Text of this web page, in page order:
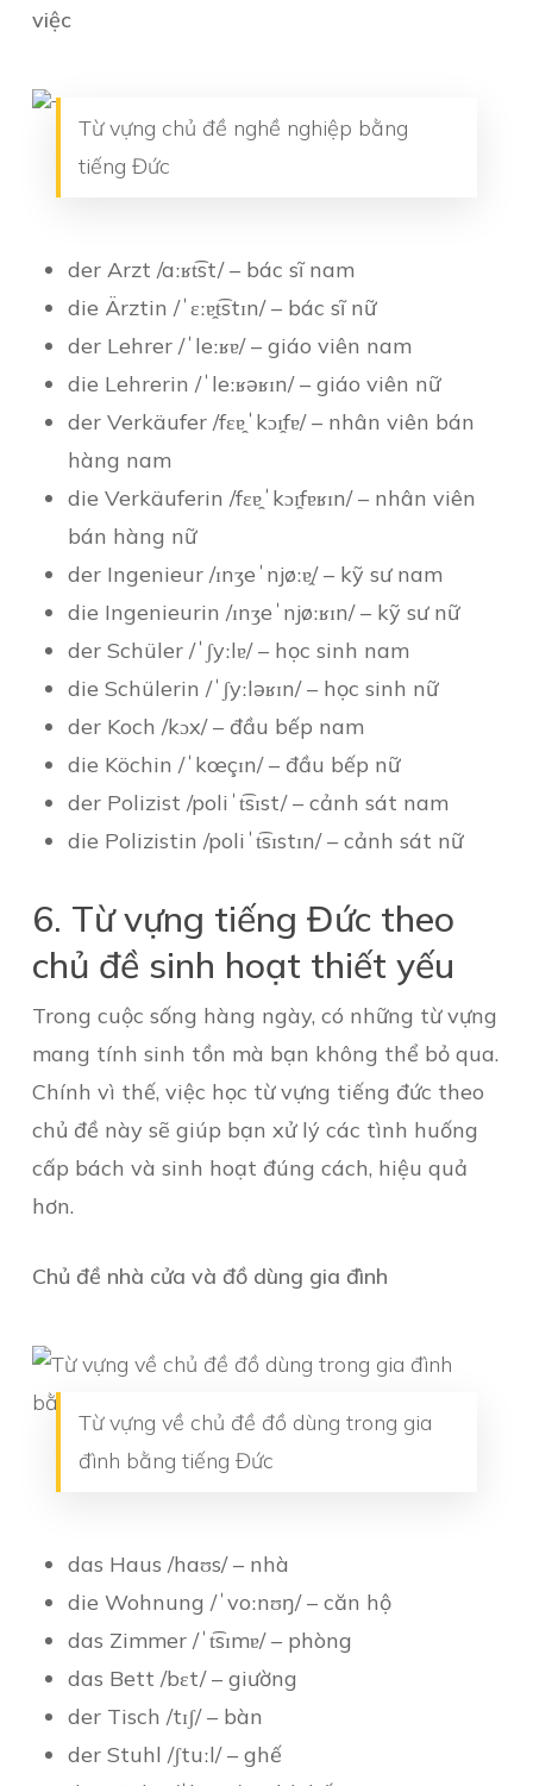
việc
Từ vựng chủ đề nghề nghiệp bằng
tiếng Đức
der Arzt /aːʁt͡st/ – bác sĩ nam
die Ärztin /ˈɛːɐ̯t͡stɪn/ – bác sĩ nữ
der Lehrer /ˈleːʁɐ/ – giáo viên nam
die Lehrerin /ˈleːʁəʁɪn/ – giáo viên nữ
der Verkäufer /fɛɐ̯ˈkɔɪ̯fɐ/ – nhân viên bán
hàng nam
die Verkäuferin /fɛɐ̯ˈkɔɪ̯fɐʁɪn/ – nhân viên
bán hàng nữ
der Ingenieur /ɪnʒeˈnjøːɐ̯/ – kỹ sư nam
die Ingenieurin /ɪnʒeˈnjøːʁɪn/ – kỹ sư nữ
der Schüler /ˈʃyːlɐ/ – học sinh nam
die Schülerin /ˈʃyːləʁɪn/ – học sinh nữ
der Koch /kɔx/ – đầu bếp nam
die Köchin /ˈkœçɪn/ – đầu bếp nữ
der Polizist /poliˈt͡sɪst/ – cảnh sát nam
die Polizistin /poliˈt͡sɪstɪn/ – cảnh sát nữ
6. Từ vựng tiếng Đức theo
chủ đề sinh hoạt thiết yếu
Trong cuộc sống hàng ngày, có những từ vựng
mang tính sinh tồn mà bạn không thể bỏ qua.
Chính vì thế, việc học từ vựng tiếng đức theo
chủ đề này sẽ giúp bạn xử lý các tình huống
cấp bách và sinh hoạt đúng cách, hiệu quả
hơn.
Chủ đề nhà cửa và đồ dùng gia đình
Từ vựng về chủ đề đồ dùng trong gia
đình bằng tiếng Đức
das Haus /haʊs/ – nhà
die Wohnung /ˈvoːnʊŋ/ – căn hộ
das Zimmer /ˈt͡sɪmɐ/ – phòng
das Bett /bɛt/ – giường
der Tisch /tɪʃ/ – bàn
der Stuhl /ʃtuːl/ – ghế